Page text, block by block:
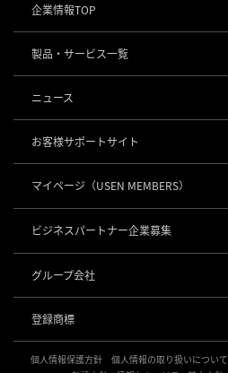
企業情報TOP
会社概要・役員一覧
事業内容
社長メッセージ
事業所一覧
店舗DX
グループ会社
製品・サービス一覧
POSレジ 他
USENレジ
USENセルフレジ
USENレジTAB HEALTHCARE
USEN ハンディ
USEN Mobile Order
USEN Tablet Order
USEN Order & Pay
USEN My Menu Premium
キャッシュレス決済
USEN PAY
USEN PAY QR
KettyBot Pro（配膳）
PuduBot2（配膳）
BellaBot Pro（配膳）
PUDU T300（運搬）
PUDU CC1（清掃）
集客・予約
USEN SMART RESERVE
ヒトサラ
サロン向け予約システム
⁩音楽配信
USEN MUSIC Entertainment
OTORAKU -音・楽-
CM録音機能つきBGM
通信
USEN AIR UNLIMITED
USEN AIR
USEN PHONE
防犯カメラ
お役立ち情報
ニュース
お客様サポートサイト
マイページ （USEN MEMBERS）
ビジネスパートナー企業募集
グループ会社
USEN & U-NEXT GROUP
株式会社 U-NEXT HOLDINGS
登録商標
登録第７０２６８８０号
個人情報保護方針 個人情報の取り扱いについて